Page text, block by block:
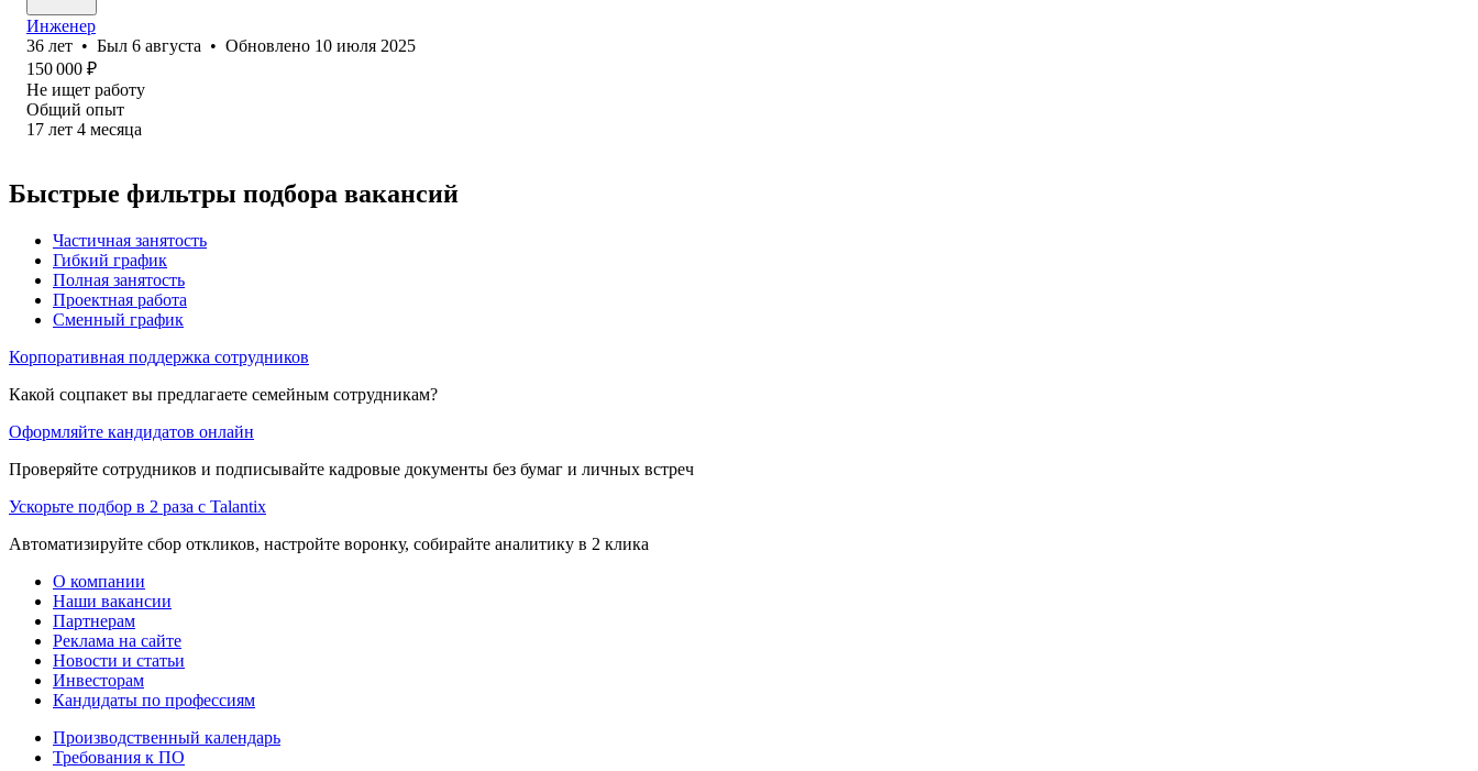
Инженер
36 лет • Был 6 августа • Обновлено 10 июля 2025
150 000 ₽
Не ищет работу
Общий опыт
17 лет 4 месяца
Быстрые фильтры подбора вакансий
Частичная занятость
Гибкий график
Полная занятость
Проектная работа
Сменный график
Корпоративная поддержка сотрудников
Какой соцпакет вы предлагаете семейным сотрудникам?
Оформляйте кандидатов онлайн
Проверяйте сотрудников и подписывайте кадровые документы без бумаг и личных встреч
Ускорьте подбор в 2 раза с Talantix
Автоматизируйте сбор откликов, настройте воронку, собирайте аналитику в 2 клика
О компании
Наши вакансии
Партнерам
Реклама на сайте
Новости и статьи
Инвесторам
Кандидаты по профессиям
Производственный календарь
Требования к ПО